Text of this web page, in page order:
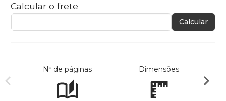
Calcular o frete
Calcular
Nº de páginas Dimensões